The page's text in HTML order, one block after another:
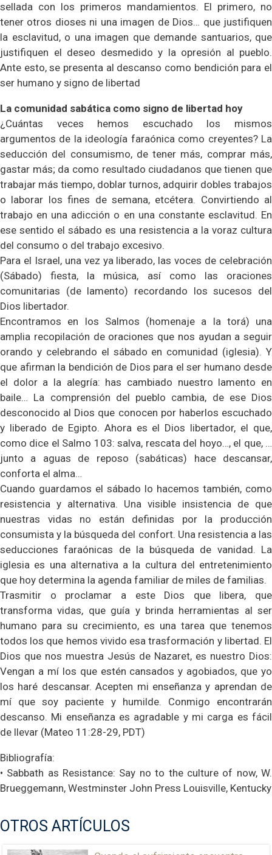
sellada con los primeros mandamientos. El primero, no
tener otros dioses ni una imagen de Dios… que justifiquen
la esclavitud, o una imagen que demande santuarios, que
justifiquen el deseo desmedido y la opresión al pueblo.
Ante esto, se presenta al descanso como bendición para el
ser humano y signo de libertad
La comunidad sabática como signo de libertad hoy
¿Cuántas veces hemos escuchado los mismos
argumentos de la ideología faraónica como creyentes? La
seducción del consumismo, de tener más, comprar más,
gastar más; da como resultado ciudadanos que tienen que
trabajar más tiempo, doblar turnos, adquirir dobles trabajos
o laborar los fines de semana, etcétera. Convirtiendo al
trabajo en una adicción o en una constante esclavitud. En
ese sentido el sábado es una resistencia a la voraz cultura
del consumo o del trabajo excesivo.
Para el Israel, una vez ya liberado, las voces de celebración
(Sábado) fiesta, la música, así como las oraciones
comunitarias (de lamento) recordando los sucesos del
Dios libertador.
Encontramos en los Salmos (homenaje a la torá) una
amplia recopilación de oraciones que nos ayudan a seguir
orando y celebrando el sábado en comunidad (iglesia). Y
que afirman la bendición de Dios para el ser humano desde
el dolor a la alegría: has cambiado nuestro lamento en
baile… La comprensión del pueblo cambia, de ese Dios
desconocido al Dios que conocen por haberlos escuchado
y liberado de Egipto. Ahora es el Dios libertador, el que,
como dice el Salmo 103: salva, rescata del hoyo…, el que, …
junto a aguas de reposo (sabáticas) hace descansar,
conforta el alma…
Cuando guardamos el sábado lo hacemos también, como
resistencia y alternativa. Una visible insistencia de que
nuestras vidas no están definidas por la producción
consumista y la búsqueda del confort. Una resistencia a las
seducciones faraónicas de la búsqueda de vanidad. La
iglesia es una alternativa a la cultura del entretenimiento
que hoy determina la agenda familiar de miles de familias.
Trasmitir o proclamar a este Dios que libera, que
transforma vidas, que guía y brinda herramientas al ser
humano para su crecimiento, es una tarea que tenemos
todos los que hemos vivido esa trasformación y libertad. El
Dios que nos muestra Jesús de Nazaret, es nuestro Dios:
Vengan a mí los que estén cansados y agobiados, que yo
los haré descansar. Acepten mi enseñanza y aprendan de
mí que soy paciente y humilde. Conmigo encontrarán
descanso. Mi enseñanza es agradable y mi carga es fácil
de llevar (Mateo 11:28-29, PDT)
Bibliografía:
• Sabbath as Resistance: Say no to the culture of now, W.
Brueggemann, Westminster John Press Louisville, Kentucky
OTROS ARTÍCULOS